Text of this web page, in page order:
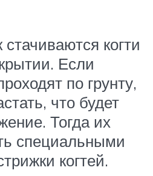
когти
Если
по грунту,
что будет
Тогда их
специальными
когтей.